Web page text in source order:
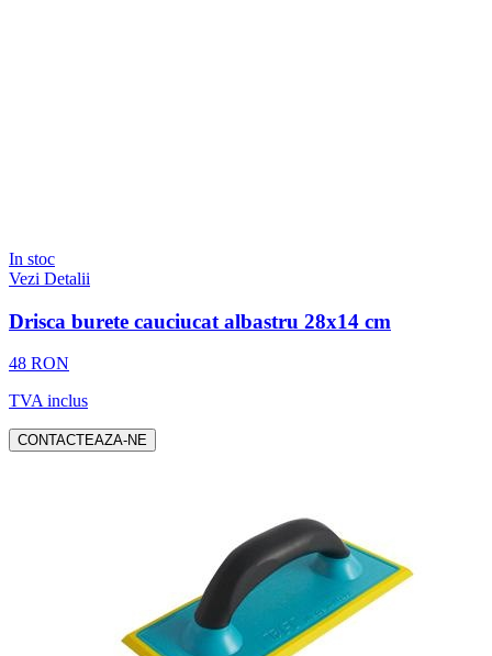
In stoc
Vezi Detalii
Drisca burete cauciucat albastru 28x14 cm
48 RON
TVA inclus
CONTACTEAZA-NE